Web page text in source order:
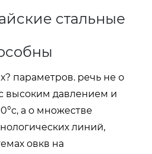
стальные
параметров. речь не о
высоким давлением и
а о множестве
линий,
овкв на